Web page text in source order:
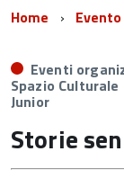
Home Evento
Eventi
Spazio
Junior
Storie